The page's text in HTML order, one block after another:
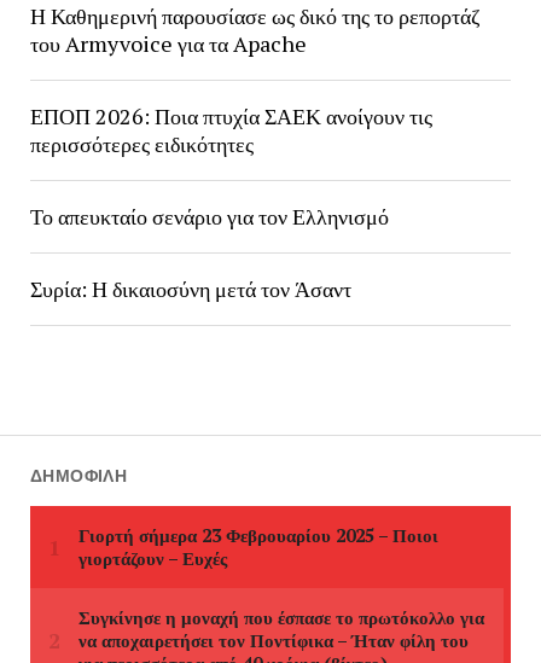
Η Καθημερινή παρουσίασε ως δικό της το ρεπορτάζ
του Armyvoice για τα Apache
ΕΠΟΠ 2026: Ποια πτυχία ΣΑΕΚ ανοίγουν τις
περισσότερες ειδικότητες
Το απευκταίο σενάριο για τον Ελληνισμό
Συρία: Η δικαιοσύνη μετά τον Άσαντ
ΔΗΜΟΦΙΛΉ